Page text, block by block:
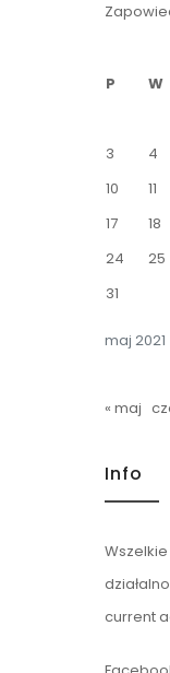
maj 2021
P W
3
4
10
11
17
18
24
25
31
« maj
Info
current